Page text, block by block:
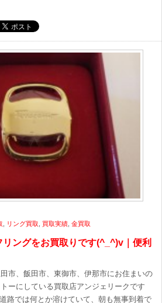
リング買取 買取実績 金買取
ングをお買取りです(^_^)v｜便利
市、飯田市、東御市、伊那市にお住まいの
ーにしている買取店アンジェリークです
路では何とか溶けていて、朝も無事到着で